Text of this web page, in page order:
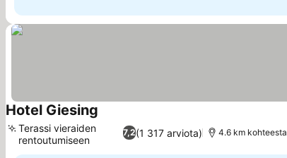
Hotel Giesing
7,2(1 317 arviota)
Terassi vieraiden
rentoutumiseen
4.6 km